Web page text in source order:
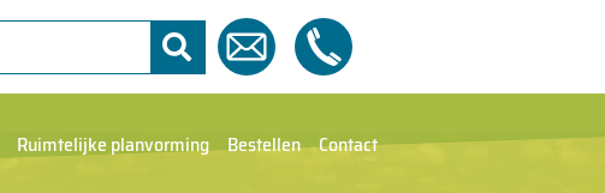
Ruimtelijke planvorming Bestellen Contact